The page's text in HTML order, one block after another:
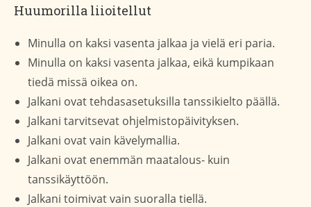
Huumorilla liioitellut
Minulla on kaksi vasenta jalkaa ja vielä eri paria.
Minulla on kaksi vasenta jalkaa, eikä kumpikaan
tiedä missä oikea on.
Jalkani ovat tehdasasetuksilla tanssikielto päällä.
Jalkani tarvitsevat ohjelmistopäivityksen.
Jalkani ovat vain kävelymallia.
Jalkani ovat enemmän maatalous- kuin
tanssikäyttöön.
Jalkani toimivat vain suoralla tiellä.